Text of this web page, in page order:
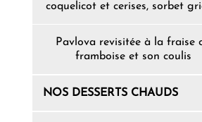
coquelicot et cerises, sorbet
Pavlova revisitée à la fraise
framboise et son coulis
NOS DESSERTS CHAUDS